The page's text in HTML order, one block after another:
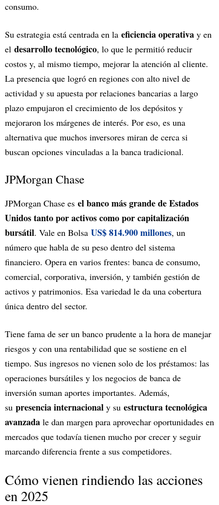
consumo.
Su estrategia está centrada en la eficiencia operativa y en
el desarrollo tecnológico, lo que le permitió reducir
costos y, al mismo tiempo, mejorar la atención al cliente.
La presencia que logró en regiones con alto nivel de
actividad y su apuesta por relaciones bancarias a largo
plazo empujaron el crecimiento de los depósitos y
mejoraron los márgenes de interés. Por eso, es una
alternativa que muchos inversores miran de cerca si
buscan opciones vinculadas a la banca tradicional.
JPMorgan Chase
JPMorgan Chase es el banco más grande de Estados
Unidos tanto por activos como por capitalización
bursátil. Vale en Bolsa US$ 814.900 millones, un
número que habla de su peso dentro del sistema
financiero. Opera en varios frentes: banca de consumo,
comercial, corporativa, inversión, y también gestión de
activos y patrimonios. Esa variedad le da una cobertura
única dentro del sector.
Tiene fama de ser un banco prudente a la hora de manejar
riesgos y con una rentabilidad que se sostiene en el
tiempo. Sus ingresos no vienen solo de los préstamos: las
operaciones bursátiles y los negocios de banca de
inversión suman aportes importantes. Además,
su presencia internacional y su estructura tecnológica
avanzada le dan margen para aprovechar oportunidades en
mercados que todavía tienen mucho por crecer y seguir
marcando diferencia frente a sus competidores.
Cómo vienen rindiendo las acciones
en 2025